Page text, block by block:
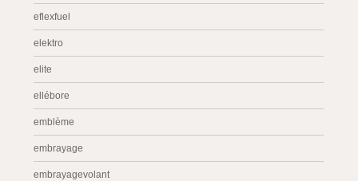
eflexfuel
elektro
elite
ellébore
emblème
embrayage
embrayagevolant